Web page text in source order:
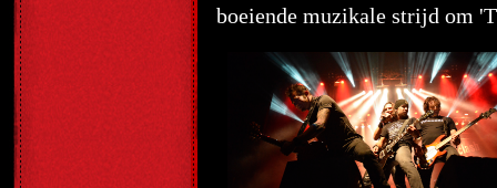
boeiende muzikale strijd om